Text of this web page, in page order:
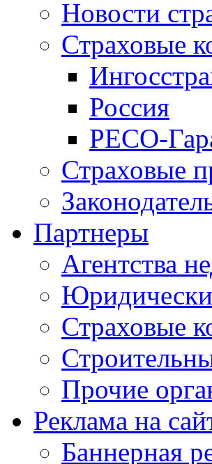
Новости
Страховые
Россия
РЕСО-
Страховые
Партнеры
Агентства
Страховые
Прочие
Реклама на
Баннерная